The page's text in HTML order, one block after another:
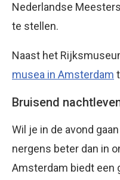
Nederlandse
te stellen.
Naast het
musea in Amsterdam
Bruisend
Wil je in de avond
nergens beter dan in
Amsterdam biedt een